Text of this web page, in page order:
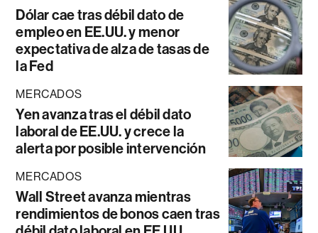
Dólar cae tras débil dato de
empleo en EE.UU. y menor
expectativa de alza de tasas de
la Fed
MERCADOS
Yen avanza tras el débil dato
laboral de EE.UU. y crece la
alerta por posible intervención
MERCADOS
Wall Street avanza mientras
rendimientos de bonos caen tras